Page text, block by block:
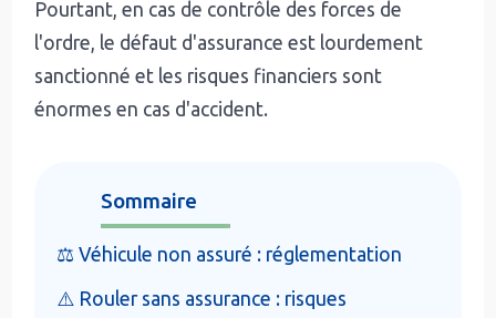
Pourtant, en cas de contrôle des forces de
l'ordre, le défaut d'assurance est lourdement
sanctionné et les risques financiers sont
énormes en cas d'accident.
Sommaire
⚖️ Véhicule non assuré : réglementation
⚠️ Rouler sans assurance : risques